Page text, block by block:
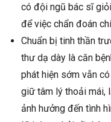
có đội ngũ bác sĩ
để việc chẩn đoán
Chuẩn bị tinh thần
thư dạ dày là căn
phát hiện sớm vẫn
giữ tâm lý thoải mái,
ảnh hưởng đến tình